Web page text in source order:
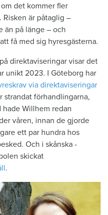
det kommer fler
är påtaglig –
än på länge – och
få med sig hyresgästerna.
direktaviseringar visar det
unikt 2023. I Göteborg har
via direktaviseringar
strandat förhandlingarna,
hade Willhem redan
våren, innan de gjorde
ett par ­hundra hos
Och i skånska
skickat
.